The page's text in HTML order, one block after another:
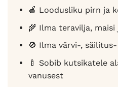
🍎 Loodusliku pirn ja
🌾 Ilma teravilja, maisi
🚫 Ilma värvi-,
🍼 Sobib kutsikatele
vanusest